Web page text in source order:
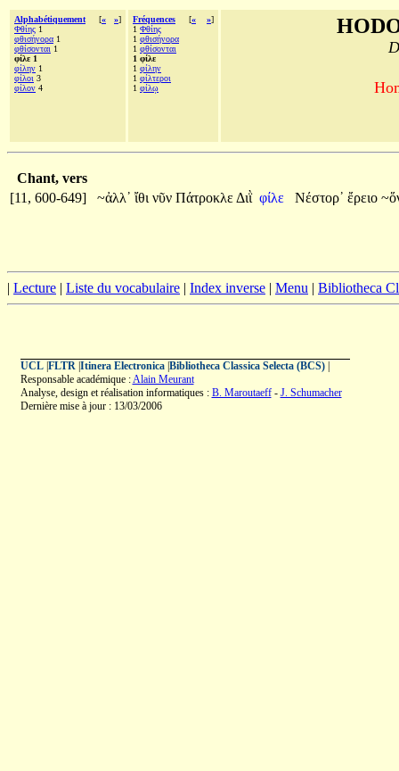
Alphabétiquement [« »]
Φθίης 1
φθισήνορα 1
φθίσονται 1
φίλε 1
φίλην 1
φίλοι 3
φίλον 4
Fréquences [« »]
1 Φθίης
1 φθισήνορα
1 φθίσονται
1 φίλε
1 φίλην
1 φίλτεροι
1 φίλῳ
Chant, vers
[11, 600-649]
~ἀλλ᾽ ἴθι νῦν Πάτροκλε Διῒ φίλε Νέστορ᾽ ἔρειο
| Lecture | Liste du vocabulaire | Index inverse | Menu | Bibliotheca
UCL| FLTR| Itinera Electronica| Bibliotheca Classica Selecta (BCS)|
Responsable académique :Alain Meurant
Analyse, design et réalisation informatiques : B. Maroutaeff- J. Schumacher
Dernière mise à jour : 13/03/2006